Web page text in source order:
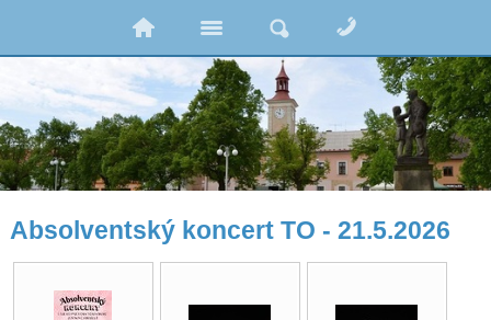
Absolventský koncert TO - 21.5.2026